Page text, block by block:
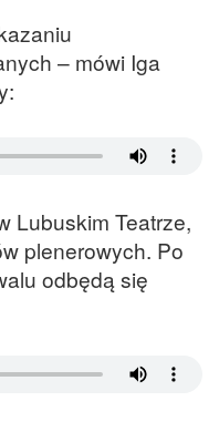
– mówi Iga
Lubuskim Teatrze,
plenerowych. Po
odbędą się